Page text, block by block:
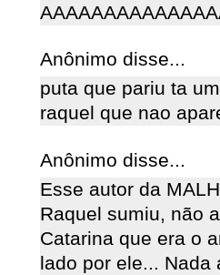
Anônimo disse...
puta que pariu ta
raquel que nao
Anônimo disse...
Esse autor da
Raquel sumiu, não
Catarina que era o
lado por ele... Nada